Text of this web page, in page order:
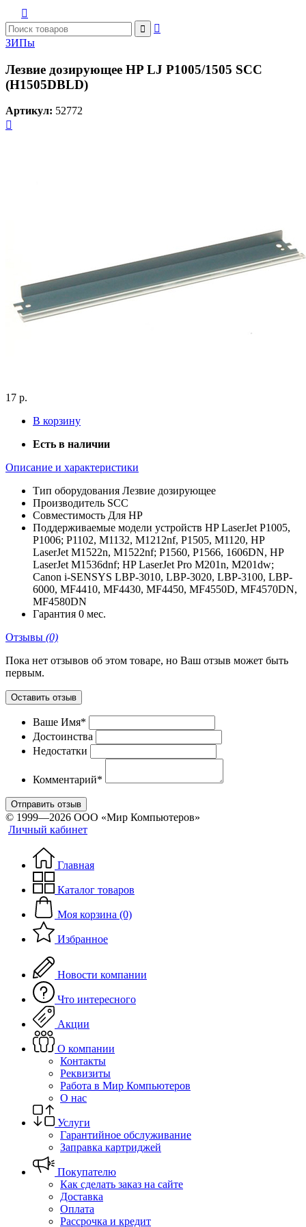



ЗИПы
Лезвие дозирующее HP LJ P1005/1505 SCC
(H1505DBLD)
Артикул: 52772

17 р.
В корзину
Есть в наличии
Описание и характеристики
Тип оборудования Лезвие дозирующее
Производитель SCC
Совместимость Для HP
Поддерживаемые модели устройств HP LaserJet P1005,
P1006; P1102, M1132, M1212nf, P1505, M1120, HP
LaserJet M1522n, M1522nf; P1560, P1566, 1606DN, HP
LaserJet M1536dnf; HP LaserJet Pro M201n, M201dw;
Canon i-SENSYS LBP-3010, LBP-3020, LBP-3100, LBP-
6000, MF4410, MF4430, MF4450, MF4550D, MF4570DN,
MF4580DN
Гарантия 0 мес.
Отзывы (0)
Пока нет отзывов об этом товаре, но Ваш отзыв может быть
первым.
Оставить отзыв
Ваше Имя*
Достоинства
Недостатки
Комментарий*
Отправить отзыв
© 1999—2026 ООО «Мир Компьютеров»
Личный кабинет
Главная
Каталог товаров
Моя корзина (0)
Избранное
Новости компании
Что интересного
Акции
О компании
Контакты
Реквизиты
Работа в Мир Компьютеров
О нас
Услуги
Гарантийное обслуживание
Заправка картриджей
Покупателю
Как сделать заказ на сайте
Доставка
Оплата
Рассрочка и кредит